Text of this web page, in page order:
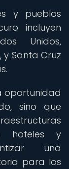
y pueblos
incluyen
Unidos,
y Santa Cruz
oportunidad
sino que
hoteles y
una
para los